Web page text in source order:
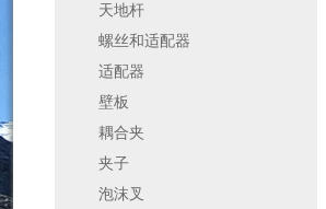
天地杆
螺丝和适配器
适配器
壁板
耦合夹
夹子
泡沫叉